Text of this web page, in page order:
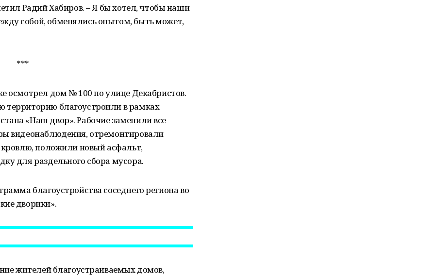
Радий Хабиров. – Я бы хотел, чтобы наши
собой, обменялись опытом, быть может,
***
осмотрел дом № 100 по улице Декабристов.
благоустроили в рамках
«Наш двор». Рабочие заменили все
видеонаблюдения, отремонтировали
положили новый асфальт,
для раздельного сбора мусора.
благоустройства соседнего региона во
дворики».
жителей благоустраиваемых домов,